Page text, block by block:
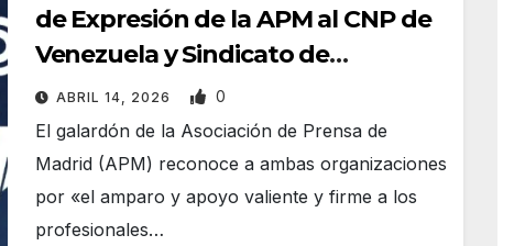
de Expresión de la APM al CNP de
Venezuela y Sindicato de
Trabajadores de la Prensa
ABRIL 14, 2026 0
El galardón de la Asociación de Prensa de
Madrid (APM) reconoce a ambas organizaciones
por «el amparo y apoyo valiente y firme a los
profesionales…